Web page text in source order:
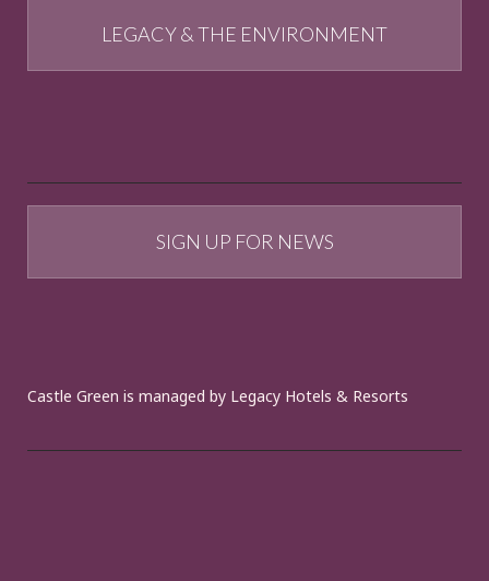
LEGACY & THE ENVIRONMENT
SIGN UP FOR NEWS
Castle Green is managed by Legacy Hotels & Resorts